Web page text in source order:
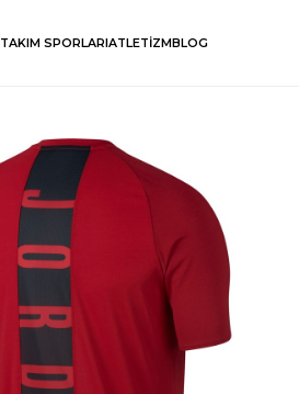
TAKIM SPORLARIATLETİZMBLOG